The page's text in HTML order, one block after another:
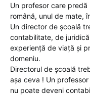
Un profesor care
română, unul de mate,
Un director de școală
contabilitate, de
experiență de viață și
domeniu.
Directorul de școală
așa ceva ! Un
nu poate deveni